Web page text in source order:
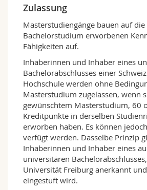
neuerer Ansätze der Kultur- und
Mentalitätsgeschichte. Das
Instrumentarium wird zudem
regen Austausch mit der
Soziologie, der
der Anthropologie auf
erweitert und reflektiert.
dabei analytisch und sprachlich
hinsichtlich der Notwendigkeit,
Quellensprachen zu
Anforderungen konfrontiert.
Für eine Spezialisierung in Alter
sind Kenntnisse in Griechisch
mittelalterlicher Geschichte
Latein unabdingbar. Diese
falls nicht vorhanden, in
Universität Freiburg erworben
Zulassung
Masterstudiengänge bauen auf die
Bachelorstudium erworbenen
Fähigkeiten auf.
Inhaberinnen und Inhaber eines
Bachelorabschlusses einer
Hochschule werden ohne
Masterstudium zugelassen, wenn
gewünschtem Masterstudium, 60
Kreditpunkte in derselben
erworben haben. Es können
verfügt werden. Dasselbe Prinzip
Inhaberinnen und Inhaber eines
universitären
Universität Freiburg anerkannt
eingestuft wird.